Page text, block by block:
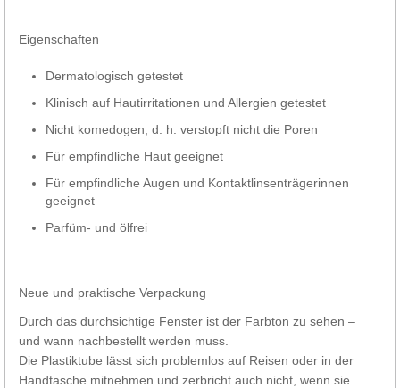
Eigenschaften
Dermatologisch getestet
Klinisch auf Hautirritationen und Allergien getestet
Nicht komedogen, d. h. verstopft nicht die Poren
Für empfindliche Haut geeignet
Für empfindliche Augen und Kontaktlinsenträgerinnen
geeignet
Parfüm- und ölfrei
Neue und praktische Verpackung
Durch das durchsichtige Fenster ist der Farbton zu sehen –
und wann nachbestellt werden muss.
Die Plastiktube lässt sich problemlos auf Reisen oder in der
Handtasche mitnehmen und zerbricht auch nicht, wenn sie